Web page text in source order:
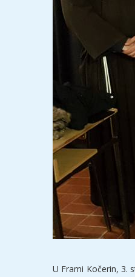
U Frami Kočerin, 3.